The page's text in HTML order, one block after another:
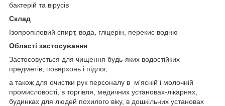
бактерій та вірусів
Склад
Ізопропіловий спирт, вода, гліцерін, перекис водню
Області застосування
Застосовується для чищення будь-яких водостійких
предметів, поверхонь і підлог,
а також для очистки рук персоналу в м'ясній і молочній
промисловості, в торгівля, медичних установах-лікарнях,
будинках для людей похилого віку, в дошкільних установах